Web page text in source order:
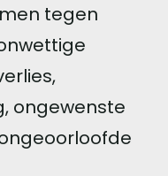
tegen
ongewenste